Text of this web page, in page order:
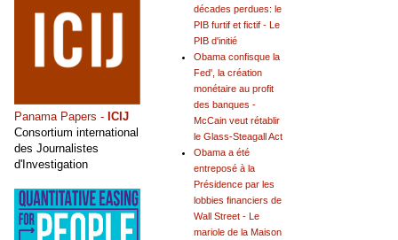
décades perdues: le
PIB furtif et fictif - Le
PIB d'initié
Obama confisque la
Fed', la création
monétaire au profit
des banques -
McCain veut rétablir
le Glass-Steagall Act
Obama a été
entreposé à la
Présidence par les
lobbies financiers de
Wall Street - Le
mariole de la Maison
Panama Papers - ICIJ
Consortium international
des Journalistes
d'Investigation